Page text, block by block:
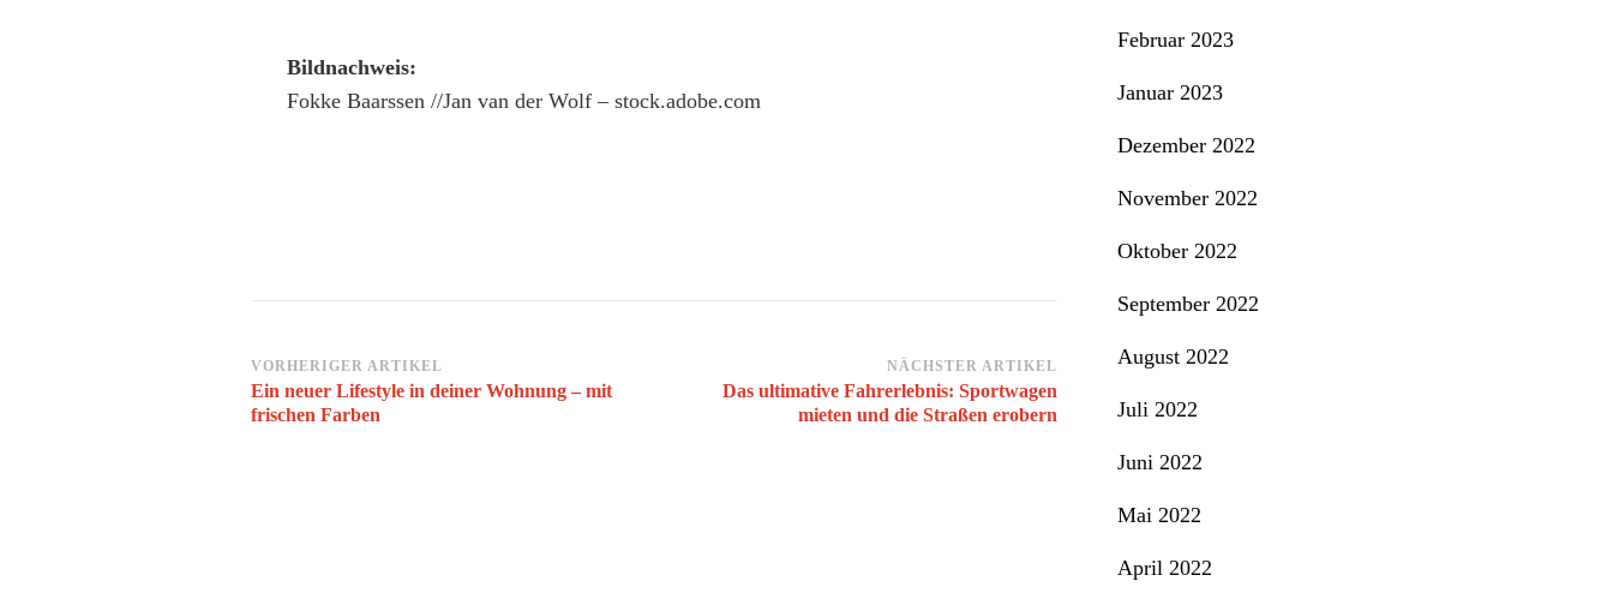
Bildnachweis:
Fokke Baarssen //Jan van der Wolf – stock.adobe.com
Beitragsnavigation
VORHERIGER ARTIKEL
Ein neuer Lifestyle in deiner Wohnung – mit
frischen Farben
NÄCHSTER ARTIKEL
Das ultimative Fahrerlebnis: Sportwagen
mieten und die Straßen erobern
Februar 2023
Januar 2023
Dezember 2022
November 2022
Oktober 2022
September 2022
August 2022
Juli 2022
Juni 2022
Mai 2022
April 2022